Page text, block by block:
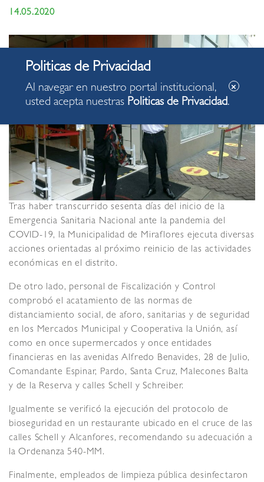
14.05.2020
Tras haber transcurrido sesenta días del inicio de la
Emergencia Sanitaria Nacional ante la pandemia del
COVID-19, la Municipalidad de Miraflores ejecuta diversas
acciones orientadas al próximo reinicio de las actividades
económicas en el distrito.
De otro lado, personal de Fiscalización y Control
comprobó el acatamiento de las normas de
distanciamiento social, de aforo, sanitarias y de seguridad
en los Mercados Municipal y Cooperativa la Unión, así
como en once supermercados y once entidades
financieras en las avenidas Alfredo Benavides, 28 de Julio,
Comandante Espinar, Pardo, Santa Cruz, Malecones Balta
y de la Reserva y calles Schell y Schreiber.
Igualmente se verificó la ejecución del protocolo de
bioseguridad en un restaurante ubicado en el cruce de las
calles Schell y Alcanfores, recomendando su adecuación a
la Ordenanza 540-MM.
Finalmente, empleados de limpieza pública desinfectaron
Al navegar en nuestro portal institucional,
usted acepta nuestras Politicas de Privacidad.